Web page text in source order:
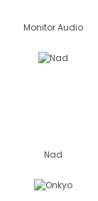
Monitor Audio
Nad